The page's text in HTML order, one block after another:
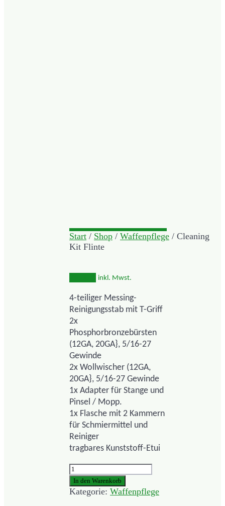
Start / Shop / Waffenpflege / Cleaning
Kit Flinte
inkl. Mwst.
4-teiliger Messing-
Reinigungsstab mit T-Griff
2x
Phosphorbronzebürsten
(12GA, 20GA}, 5/16-27
Gewinde
2x Wollwischer (12GA,
20GA}, 5/16-27 Gewinde
1x Adapter für Stange und
Pinsel / Mopp.
1x Flasche mit 2 Kammern
für Schmiermittel und
Reiniger
tragbares Kunststoff-Etui
Cleaning
Kit
Flinte
Menge
In den Warenkorb
Kategorie: Waffenpflege